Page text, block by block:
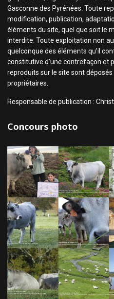
Gasconne des Pyrénées. Toute
modification, publication,
éléments du site, quel que soit le
interdite. Toute exploitation non
quelconque des éléments qu’il
constitutive d’une contrefaçon et
reproduits sur le site sont
propriétaires.
Responsable de publication :
Concours photo